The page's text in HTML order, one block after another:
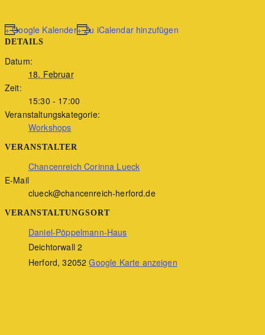
+ Google Kalender+ Zu iCalendar hinzufügen
DETAILS
Datum:
18. Februar
Zeit:
15:30 - 17:00
Veranstaltungskategorie:
Workshops
VERANSTALTER
Chancenreich Corinna Lueck
E-Mail
clueck@chancenreich-herford.de
VERANSTALTUNGSORT
Daniel-Pöppelmann-Haus
Deichtorwall 2
Herford, 32052 Google Karte anzeigen